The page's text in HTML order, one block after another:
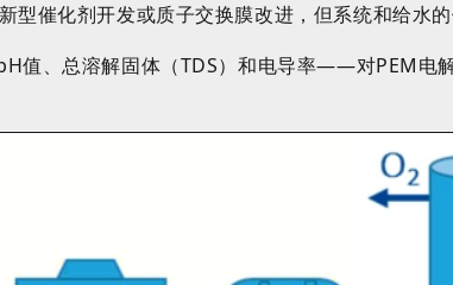
催化剂开发或质子交换膜改进，但系统和给水的
、总溶解固体（TDS）和电导率——对PEM电